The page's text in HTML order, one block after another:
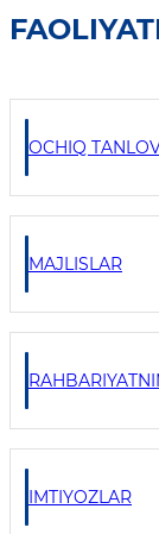
OCHIQ
MAJLISLAR
IMTIYOZLAR